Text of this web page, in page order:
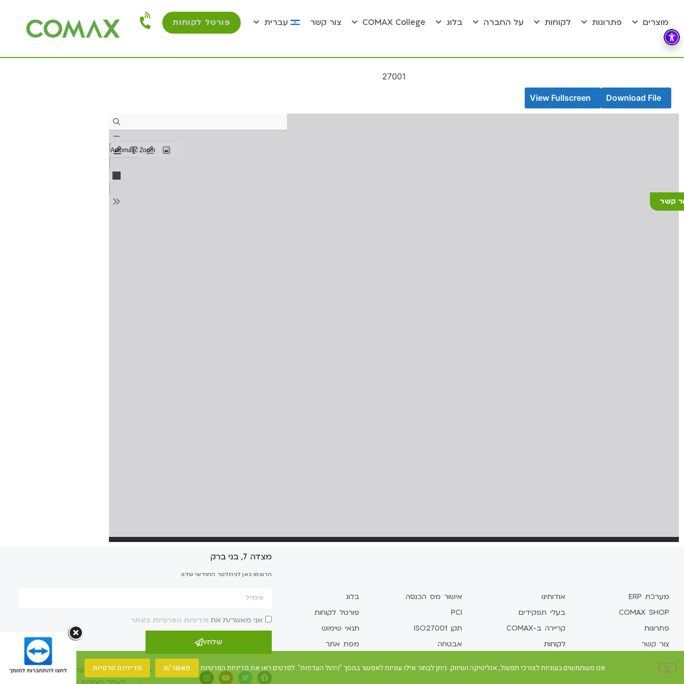
מוצרים פתרונות לקוחות על החברה בלוג COMAX College צור קשר עברית פורטל לקוחות
קשר
27001
Download File
View Fullscreen
מערכת ERP
COMAX SHOP
פתרונות
צור קשר
אודותינו
בעלי תפקידים
קריירה ב-COMAX
לקוחות
אישור מס הכנסה
PCI
תקן ISO27001
אבטחה
בלוג
פורטל לקוחות
תנאי שימוש
מפת אתר
מצדה 7, בני ברק
הרשמו כאן לניוזלטר החודשי שלנו
אני מאשר/ת את מדיניות הפרטיות באתר
שלח/י
מדיניות פרטיות
הצהרת נגישות
אנו משתמשים בעוגיות לצורכי תפעול, אנליטיקה ושיווק. ניתן לבחור אילו עוגיות לאפשר במסך "ניהול העדפות". לפרטים ראו את מדיניות הפרטיות. מאשר/ת מדיניות פרטיות